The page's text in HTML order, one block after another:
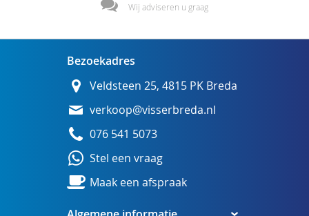
Wij adviseren u graag
Bezoekadres
Veldsteen 25, 4815 PK Breda
verkoop@visserbreda.nl
076 541 5073
Stel een vraag
Maak een afspraak